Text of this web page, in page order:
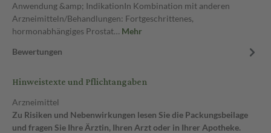
Anwendung &amp; IndikationIn Kombination mit anderen
Arzneimitteln/Behandlungen: Fortgeschrittenes,
hormonabhängiges Prostat… Mehr
Bewertungen
Hinweistexte und Pflichtangaben
Arzneimittel
Zu Risiken und Nebenwirkungen lesen Sie die Packungsbeilage
und fragen Sie Ihre Ärztin, Ihren Arzt oder in Ihrer Apotheke.